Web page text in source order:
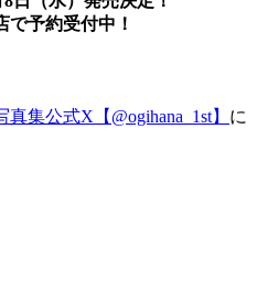
予約受付中！
真集公式X【@ogihana_1st】 に